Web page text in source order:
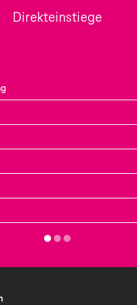
Direkteinstiege